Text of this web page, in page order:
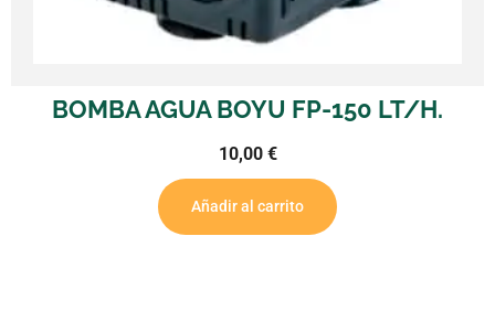
LT/H.
BOMBA AGUA WATER
Añadir al carrito